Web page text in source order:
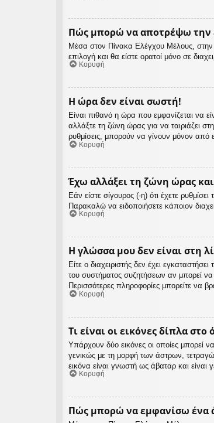
Πώς μπορώ να αποτρέψω την
Μέσα στον Πίνακα Ελέγχου Μέλους, στην
επιλογή και θα είστε ορατοί μόνο σε
Κορυφή
Η ώρα δεν είναι σωστή!
Είναι πιθανό η ώρα που εμφανίζεται να
αλλάξτε τη ζώνη ώρας για να ταιριάζει
ρυθμίσεις, μπορούν να γίνουν μόνον από
Κορυφή
Έχω αλλάξει τη ζώνη ώρας
Εάν είστε σίγουρος (-η) ότι έχετε
Παρακαλώ να ειδοποιήσετε κάποιον
Κορυφή
Η γλώσσα μου δεν είναι στη
Είτε ο διαχειριστής δεν έχει
του συστήματος συζητήσεων αν μπορεί
Περισσότερες πληροφορίες μπορείτε να
Κορυφή
Τι είναι οι εικόνες δίπλα
Υπάρχουν δύο εικόνες οι οποίες μπορεί
γενικώς με τη μορφή των άστρων,
εικόνα είναι γνωστή ως άβαταρ και
Κορυφή
Πώς μπορώ να εμφανίσω ένα